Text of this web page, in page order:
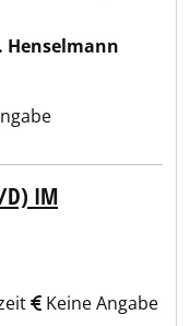
Henselmann
D) IM
Keine Angabe